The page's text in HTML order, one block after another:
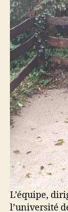
L’équipe,
l’université